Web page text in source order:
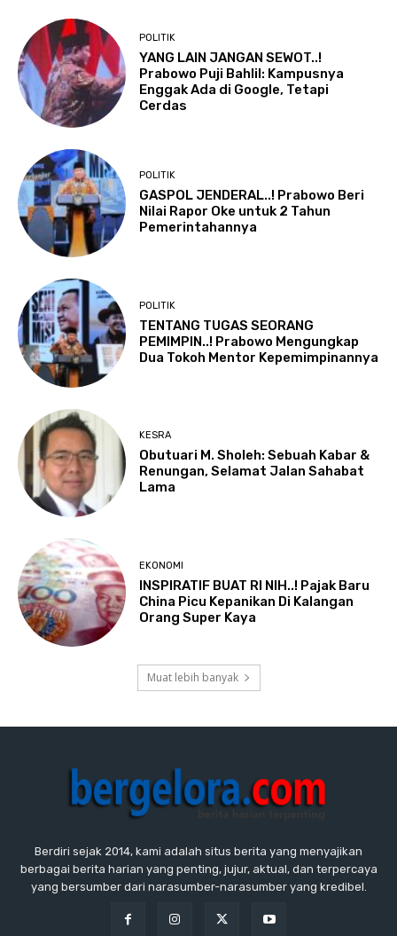
POLITIK
YANG LAIN JANGAN SEWOT..!
Prabowo Puji Bahlil: Kampusnya
Enggak Ada di Google, Tetapi
Cerdas
POLITIK
GASPOL JENDERAL..! Prabowo Beri
Nilai Rapor Oke untuk 2 Tahun
Pemerintahannya
POLITIK
TENTANG TUGAS SEORANG
PEMIMPIN..! Prabowo Mengungkap
Dua Tokoh Mentor Kepemimpinannya
KESRA
Obutuari M. Sholeh: Sebuah Kabar &
Renungan, Selamat Jalan Sahabat
Lama
EKONOMI
INSPIRATIF BUAT RI NIH..! Pajak Baru
China Picu Kepanikan Di Kalangan
Orang Super Kaya
Muat lebih banyak
Berdiri sejak 2014, kami adalah situs berita yang menyajikan
berbagai berita harian yang penting, jujur, aktual, dan terpercaya
yang bersumber dari narasumber-narasumber yang kredibel.